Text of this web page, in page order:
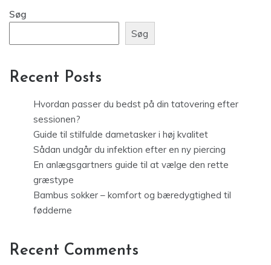
Søg
Søg
Recent Posts
Hvordan passer du bedst på din tatovering efter
sessionen?
Guide til stilfulde dametasker i høj kvalitet
Sådan undgår du infektion efter en ny piercing
En anlægsgartners guide til at vælge den rette
græstype
Bambus sokker – komfort og bæredygtighed til
fødderne
Recent Comments